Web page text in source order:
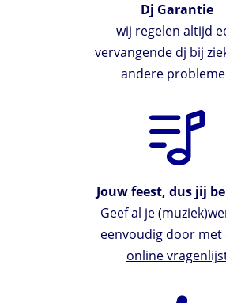
Dj Garantie
wij regelen altijd
vervangende dj bij
andere
Jouw feest, dus jij
Geef al je
eenvoudig door met
online